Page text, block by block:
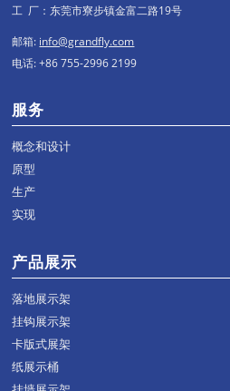
工 厂：东莞市寮步镇金富二路19号
邮箱: info@grandfly.com
电话: +86 755-2996 2199
服务
概念和设计
原型
生产
实现
产品展示
落地展示架
挂钩展示架
卡版式展架
纸展示桶